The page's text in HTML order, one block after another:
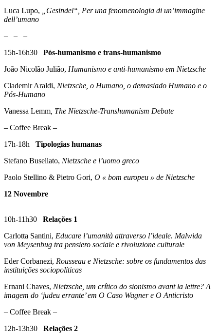
Luca Lupo,
„Gesindel“, Per una fenomenologia di un’immagine
dell’umano
– – –
15h-16h30 Pós-humanismo e trans-humanismo
João Nicolão Julião, Humanismo e anti-humanismo em Nietzsche
Clademir Araldi, Nietzsche, o Humano, o demasiado Humano e o
Pós-Humano
Vanessa Lemm , The Nietzsche-Transhumanism Debate
– Coffee Break –
17h-18h Tipologias humanas
Stefano Busellato, Nietzsche e l’uomo greco
Paolo Stellino & Pietro Gori, O « bom europeu » de Nietzsche
12 Novembre
10h-11h30 Relações 1
Carlotta Santini, Educare l’umanità attraverso l’ideale. Malwida
von Meysenbug tra pensiero sociale e rivoluzione culturale
Eder Corbanezi, Rousseau e Nietzsche: sobre os fundamentos das
instituições sociopolíticas
Ernani Chaves, Nietzsche, um crítico do sionismo avant la lettre? A
imagem do ‘judeu errante’ em O Caso Wagner e O Anticristo
– Coffee Break –
12h-13h30 Relações 2